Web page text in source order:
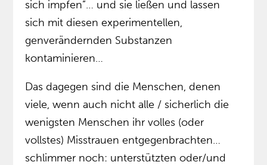
sich impfen”… und sie ließen und lassen
sich mit diesen experimentellen,
genverändernden Substanzen
kontaminieren…
Das dagegen sind die Menschen, denen
viele, wenn auch nicht alle / sicherlich die
wenigsten Menschen ihr volles (oder
vollstes) Misstrauen entgegenbrachten…
schlimmer noch: unterstützten oder/und